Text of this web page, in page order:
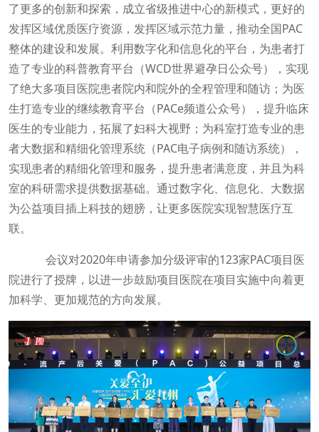
了更多的创新和探索，成立省级推进中心的新模式，更好的
发挥区域优质医疗资源，发挥区域示范力量，推动全国PAC
整体的建设和发展。利用数字化和信息化的平台，为患者打
造了专业的科普教育平台（WCD世界避孕日公众号），实现
了绝大多项目医院患者院内和院外的全程管理和随访；为医
生打造专业的继续教育平台（PACe频道公众号），提升临床
医生的专业能力，拓展了妇科大视野；为科室打造专业的患
者大数据和精细化管理系统（PAC电子病例和随访系统），
实现患者的精细化管理和服务，提升患者满意度，并且为科
室的科研需求提供数据基础。通过数字化、信息化、大数据
为公益项目插上科技的翅膀，让更多医院实现智慧医疗互
联。
会议对2020年申请参加分级评审的123家PAC项目医
院进行了授牌，以进一步鼓励项目医院在项目实施中向着更
加科学、更加规范的方向发展。